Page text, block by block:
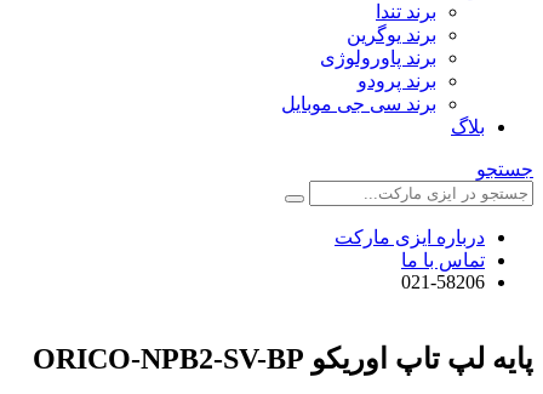
برند تندا
برند یوگرین
برند پاورولوژی
برند پرودو
برند سی جی موبایل
بلاگ
جستجو
درباره ایزی مارکت
تماس با ما
021-58206
پایه لپ تاپ اوریکو ORICO-NPB2-SV-BP